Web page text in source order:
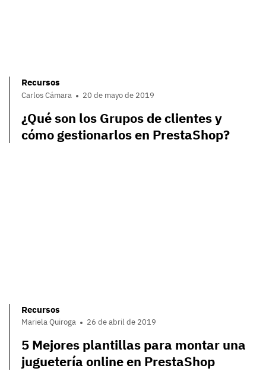
Recursos
Carlos Cámara 20 de mayo de 2019
¿Qué son los Grupos de clientes y
cómo gestionarlos en PrestaShop?
Recursos
Mariela Quiroga 26 de abril de 2019
5 Mejores plantillas para montar una
juguetería online en PrestaShop